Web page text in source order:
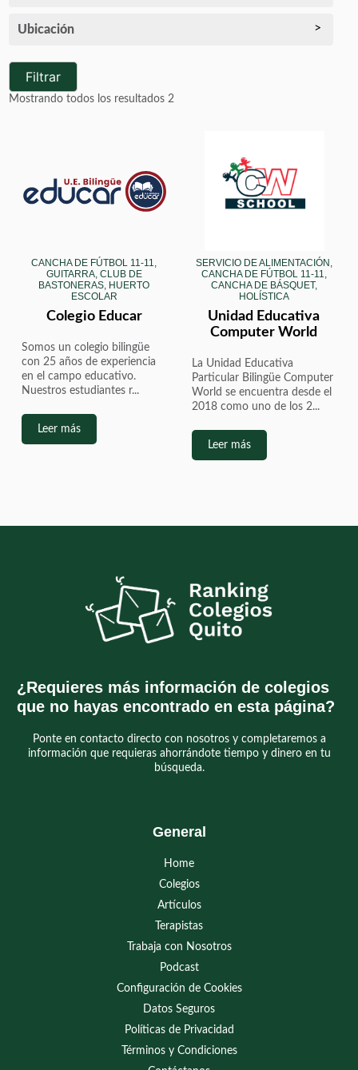
Ubicación
Filtrar
Mostrando todos los resultados 2
CANCHA DE FÚTBOL 11-11,
GUITARRA, CLUB DE
BASTONERAS, HUERTO
ESCOLAR
Colegio Educar
Somos un colegio bilingüe
con 25 años de experiencia
en el campo educativo.
Nuestros estudiantes r...
Leer más
SERVICIO DE ALIMENTACIÓN,
CANCHA DE FÚTBOL 11-11,
CANCHA DE BÁSQUET,
HOLÍSTICA
Unidad Educativa
Computer World
La Unidad Educativa
Particular Bilingüe Computer
World se encuentra desde el
2018 como uno de los 2...
Leer más
¿Requieres más información de colegios
que no hayas encontrado en esta página?
Ponte en contacto directo con nosotros y completaremos a
información que requieras ahorrándote tiempo y dinero en tu
búsqueda.
General
Home
Colegios
Artículos
Terapistas
Trabaja con Nosotros
Podcast
Configuración de Cookies
Datos Seguros
Políticas de Privacidad
Términos y Condiciones